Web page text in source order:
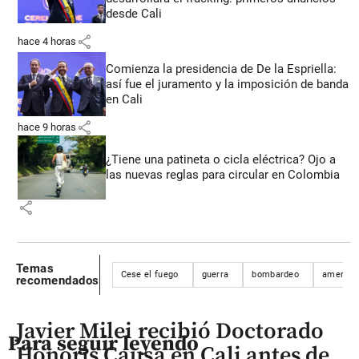
desde Cali
hace 4 horas share
Comienza la presidencia de De la Espriella:
así fue el juramento y la imposición de banda
en Cali
hace 9 horas share
¿Tiene una patineta o cicla eléctrica? Ojo a
las nuevas reglas para circular en Colombia
share
Temas
recomendados
Cese el fuego guerra bombardeo
Para seguir leyendo
Javier Milei recibió Doctorado